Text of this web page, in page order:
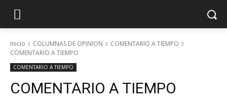
Inicio COLUMNAS DE OPINION
COMENTARIO A TIEMPO
COMENTARIO A TIEMPO
COMENTARIO A TIEMPO
COMENTARIO A TIEMPO